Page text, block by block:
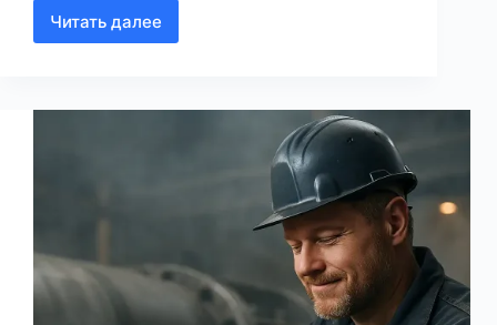
Читать далее
Производство
промышленных
проекта
монтажа